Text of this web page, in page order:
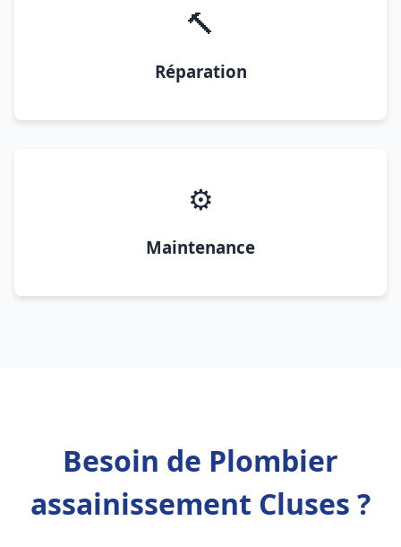
🔨
Réparation
⚙️
Maintenance
Besoin de Plombier
assainissement Cluses ?